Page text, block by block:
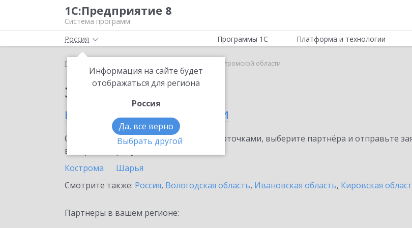
1С:Предприятие 8
Система программ
Россия
Информация на сайте будет
отображаться для региона
Россия
Да, все верно
Выбрать другой
Программы 1С Платформа и технологии
Главная 1С-ЭДО в Костромской области
Заказать 1С-ЭДО
в Костромской области
Ознакомьтесь с информационными карточками, выберите партнёра и отправьте
внедрение продукта.
Кострома
Шарья
Смотрите также: Россия, Вологодская область, Ивановская область, Кировская
Партнеры в вашем регионе: